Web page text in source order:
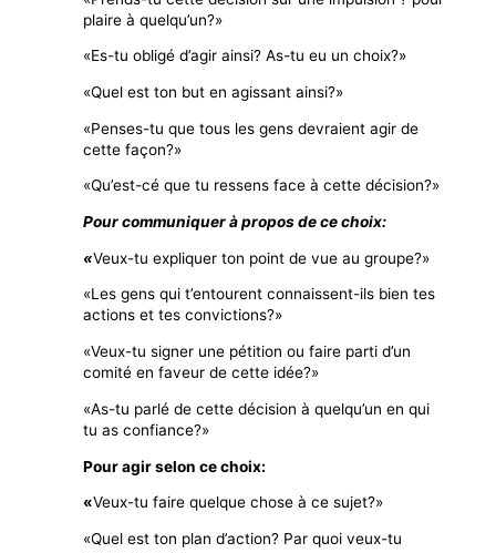
plaire à quelqu’un?»
«Es-tu obligé d’agir ainsi? As-tu eu un choix?»
«Quel est ton but en agissant ainsi?»
«Penses-tu que tous les gens devraient agir de
cette façon?»
«Qu’est-cé que tu ressens face à cette décision?»
Pour communiquer à propos de ce choix:
«Veux-tu expliquer ton point de vue au groupe?»
«Les gens qui t’entourent connaissent-ils bien tes
actions et tes convictions?»
«Veux-tu signer une pétition ou faire parti d’un
comité en faveur de cette idée?»
«As-tu parlé de cette décision à quelqu’un en qui
tu as confiance?»
Pour agir selon ce choix:
«Veux-tu faire quelque chose à ce sujet?»
«Quel est ton plan d’action? Par quoi veux-tu